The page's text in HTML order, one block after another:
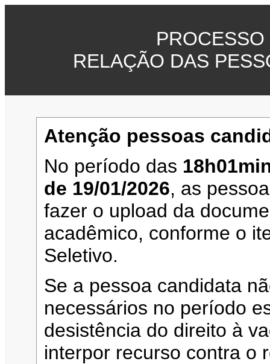
RELAÇÃO DAS
Atenção pessoas
No período das
de 19/01/2026, as
fazer o upload da
acadêmico, conforme o
Seletivo.
Se a pessoa candidata
necessários no período
desistência do direito à
interpor recurso contra o